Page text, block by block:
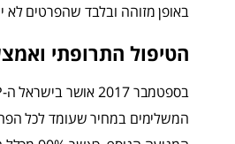
באופן מזוהה ובלבד שהפרטים
הטיפול התרופתי